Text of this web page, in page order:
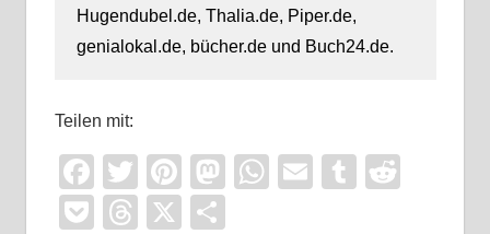
Hugendubel.de, Thalia.de, Piper.de,
genialokal.de, bücher.de und Buch24.de.
Teilen mit:
Facebook
TwitterPinterest
Mastodon
WhatsApp
EmailTumblr
PocketThreads
X